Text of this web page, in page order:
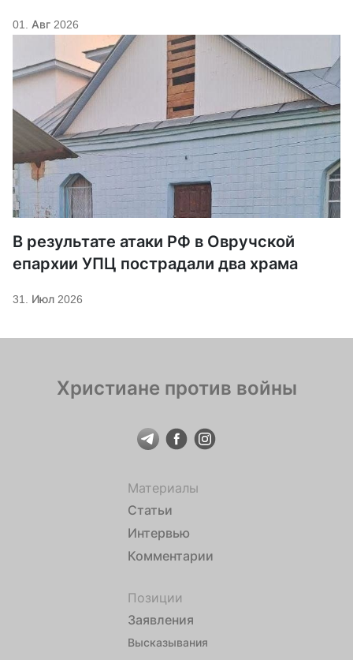
01. Авг 2026
В результате атаки РФ в Овручской
епархии УПЦ пострадали два храма
31. Июл 2026
Христиане против войны
Материалы
Статьи
Интервью
Комментарии
Позиции
Заявления
Высказывания